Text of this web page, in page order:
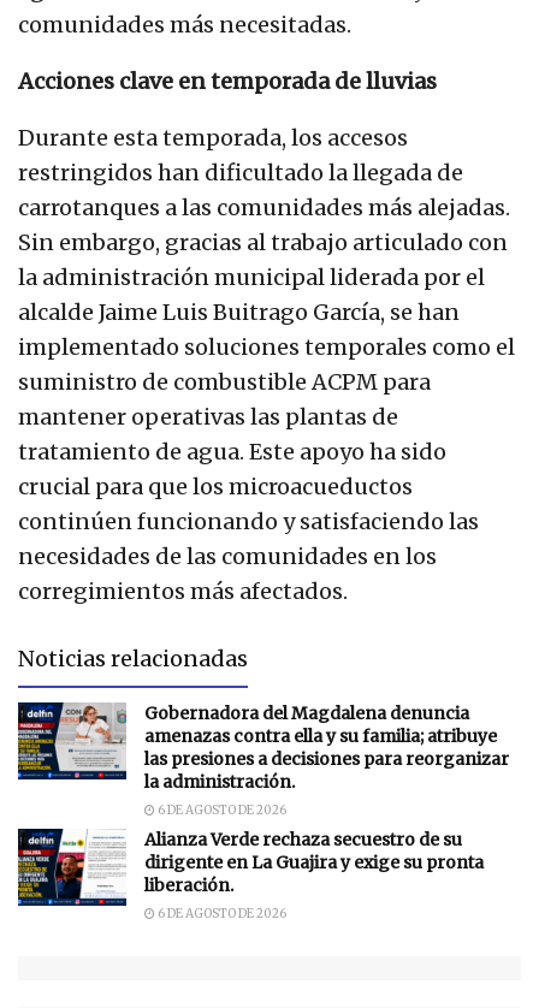
comunidades más necesitadas.
Acciones clave en temporada de lluvias
Durante esta temporada, los accesos
restringidos han dificultado la llegada de
carrotanques a las comunidades más alejadas.
Sin embargo, gracias al trabajo articulado con
la administración municipal liderada por el
alcalde Jaime Luis Buitrago García, se han
implementado soluciones temporales como el
suministro de combustible ACPM para
mantener operativas las plantas de
tratamiento de agua. Este apoyo ha sido
crucial para que los microacueductos
continúen funcionando y satisfaciendo las
necesidades de las comunidades en los
corregimientos más afectados.
Noticias relacionadas
Gobernadora del Magdalena denuncia
amenazas contra ella y su familia; atribuye
las presiones a decisiones para reorganizar
la administración.
6 DE AGOSTO DE 2026
Alianza Verde rechaza secuestro de su
dirigente en La Guajira y exige su pronta
liberación.
6 DE AGOSTO DE 2026